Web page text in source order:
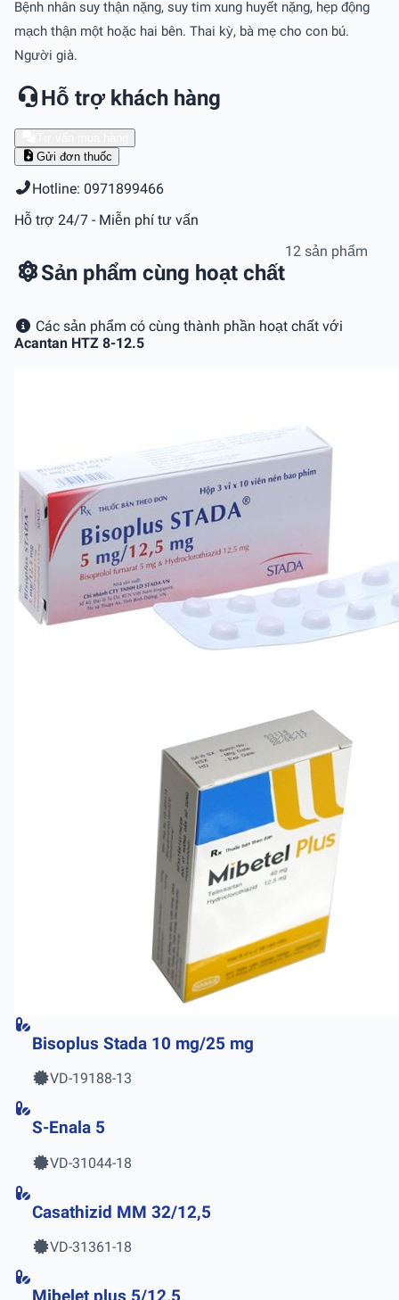
Bệnh nhân suy thận nặng, suy tim xung huyết nặng, hẹp động
mạch thận một hoặc hai bên. Thai kỳ, bà mẹ cho con bú.
Người già.
Hỗ trợ khách hàng
Gửi đơn thuốc
Hotline: 0971899466
Hỗ trợ 24/7 - Miễn phí tư vấn
Sản phẩm cùng hoạt chất
12 sản phẩm
Các sản phẩm có cùng thành phần hoạt chất với
Acantan HTZ 8-12.5
Bisoplus Stada 10 mg/25 mg
VD-19188-13
S-Enala 5
VD-31044-18
Casathizid MM 32/12,5
VD-31361-18